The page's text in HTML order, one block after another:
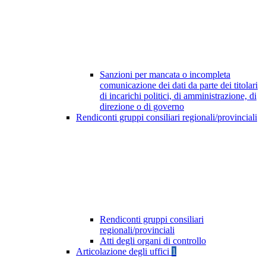
Sanzioni per mancata o incompleta
comunicazione dei dati da parte dei titolari
di incarichi politici, di amministrazione, di
direzione o di governo
Rendiconti gruppi consiliari regionali/provinciali
Rendiconti gruppi consiliari
regionali/provinciali
Atti degli organi di controllo
Articolazione degli uffici 1